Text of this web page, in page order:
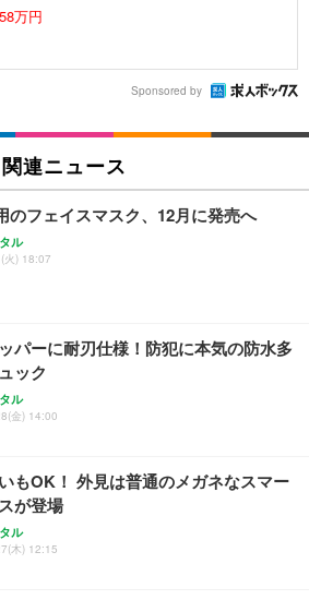
万円
Sponsored by
関連ニュース
のフェイスマスク、12月に発売へ
ル
火) 18:07
パーに耐刃仕様！防犯に本気の防水多
ック
ル
金) 14:00
もOK！ 外見は普通のメガネなスマー
が登場
ル
木) 12:15